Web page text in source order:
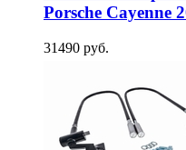
Porsche Cayenne
31490 руб.